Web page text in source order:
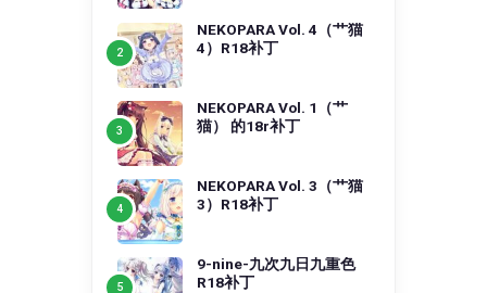
NEKOPARA Vol. 4（艹猫
4）R18补丁
NEKOPARA Vol. 1（艹
猫） 的18r补丁
NEKOPARA Vol. 3（艹猫
3）R18补丁
9-nine-九次九日九重色
R18补丁